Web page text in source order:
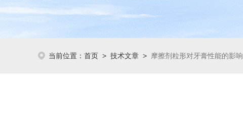
当前位置： 首页 > 技术文章 > 摩擦剂粒形对牙膏性能的影响